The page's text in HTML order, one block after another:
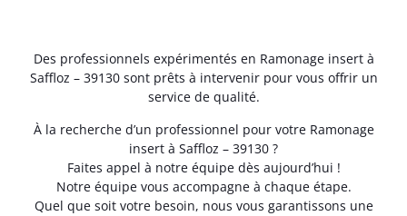
Des professionnels expérimentés en Ramonage insert à
Saffloz – 39130 sont prêts à intervenir pour vous offrir un
service de qualité.
À la recherche d’un professionnel pour votre Ramonage
insert à Saffloz – 39130 ?
Faites appel à notre équipe dès aujourd’hui !
Notre équipe vous accompagne à chaque étape.
Quel que soit votre besoin, nous vous garantissons une